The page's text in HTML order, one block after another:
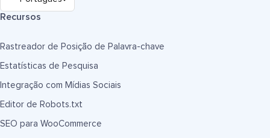
Recursos
Rastreador de Posição de Palavra-chave
Estatísticas de Pesquisa
Integração com Mídias Sociais
Editor de Robots.txt
SEO para WooCommerce